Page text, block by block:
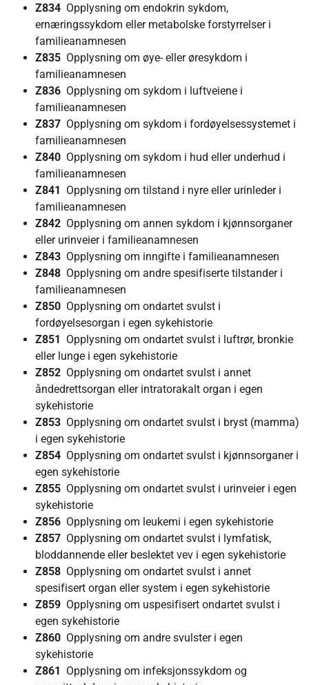
Z834 Opplysning om endokrin sykdom,
ernæringssykdom eller metabolske forstyrrelser i
familieanamnesen
Z835 Opplysning om øye- eller øresykdom i
familieanamnesen
Z836 Opplysning om sykdom i luftveiene i
familieanamnesen
Z837 Opplysning om sykdom i fordøyelsessystemet i
familieanamnesen
Z840 Opplysning om sykdom i hud eller underhud i
familieanamnesen
Z841 Opplysning om tilstand i nyre eller urinleder i
familieanamnesen
Z842 Opplysning om annen sykdom i kjønnsorganer
eller urinveier i familieanamnesen
Z843 Opplysning om inngifte i familieanamnesen
Z848 Opplysning om andre spesifiserte tilstander i
familieanamnesen
Z850 Opplysning om ondartet svulst i
fordøyelsesorgan i egen sykehistorie
Z851 Opplysning om ondartet svulst i luftrør, bronkie
eller lunge i egen sykehistorie
Z852 Opplysning om ondartet svulst i annet
åndedrettsorgan eller intratorakalt organ i egen
sykehistorie
Z853 Opplysning om ondartet svulst i bryst (mamma)
i egen sykehistorie
Z854 Opplysning om ondartet svulst i kjønnsorganer i
egen sykehistorie
Z855 Opplysning om ondartet svulst i urinveier i egen
sykehistorie
Z856 Opplysning om leukemi i egen sykehistorie
Z857 Opplysning om ondartet svulst i lymfatisk,
bloddannende eller beslektet vev i egen sykehistorie
Z858 Opplysning om ondartet svulst i annet
spesifisert organ eller system i egen sykehistorie
Z859 Opplysning om uspesifisert ondartet svulst i
egen sykehistorie
Z860 Opplysning om andre svulster i egen
sykehistorie
Z861 Opplysning om infeksjonssykdom og